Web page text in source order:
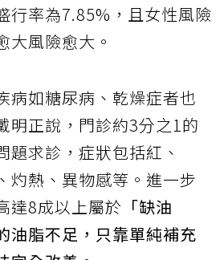
行率為7.85%，且女性風險
大風險愈大。
病如糖尿病、乾燥症者也
明正說，門診約3分之1的
題求診，症狀包括紅、
灼熱、異物感等。進一步
達8成以上屬於 「缺油
油脂不足，只靠單純補充